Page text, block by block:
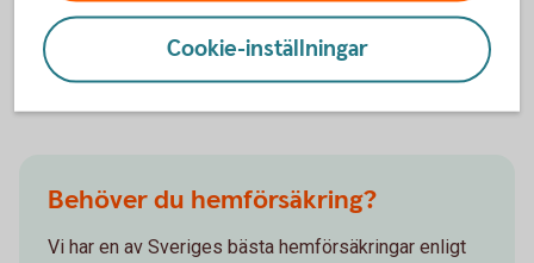
dagvatten, och här ser det väldigt olika ut i olika kommuner,
både vad gäller vad man har för system och hur väl det
fungerar.
Behöver du hemförsäkring?
Vi har en av Sveriges bästa hemförsäkringar enligt
Cookie-inställningar